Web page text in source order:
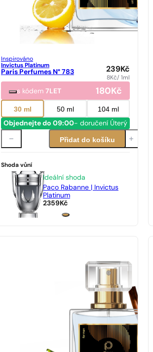
Inspirováno
Invictus Platinum
Paris Perfumes N° 783 239Kč
8Kč/ 1ml
s kódem 7LET 180Kč
30 ml 50 ml 104 ml
Objednejte do 09:00- doručení Úterý
Přidat do košíku
Shoda vůní
Ideální shoda
Paco Rabanne | Invictus
Platinum
2359Kč